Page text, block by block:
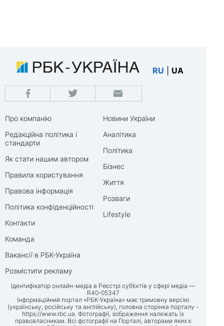
RU UA
Про компанію
Редакційна політика і
стандарти
Як стати нашим автором
Правила користування
Правова інформація
Політика конфіденційності
Контакти
Команда
Вакансії в РБК-Україна
Розмістити рекламу
Новини України
Аналітика
Політика
Бізнес
Життя
Розваги
Lifestyle
Ідентифікатор онлайн-медіа в Реєстрі суб’єктів у сфері медіа —
R40-05347
Інформаційний портал «РБК-Україна» має тримовну версію
(українську, російську та англійську), головна сторінка порталу -
https://www.rbc.ua. Фотографії, зображення належать їх
правовласникам. Всі фотографії на Порталі, авторами яких є